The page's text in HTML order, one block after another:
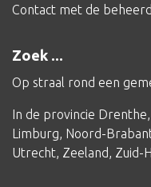
Contact met de
Zoek ...
Op straal rond een
In de provincie Drenthe,
Limburg, Noord-
Utrecht, Zeeland, Zuid-